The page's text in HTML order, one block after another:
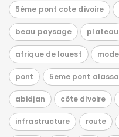
5éme pont cote divoire
beau paysage plateau
afrique de louest
pont 5eme pont
abidjan côte divoire
infrastructure route